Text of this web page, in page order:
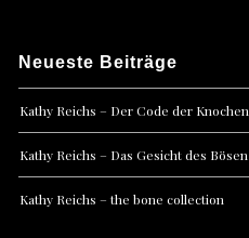
Neueste Beiträge
Kathy Reichs – Der Code der Knochen
Kathy Reichs – Das Gesicht des Bösen
Kathy Reichs – the bone collection